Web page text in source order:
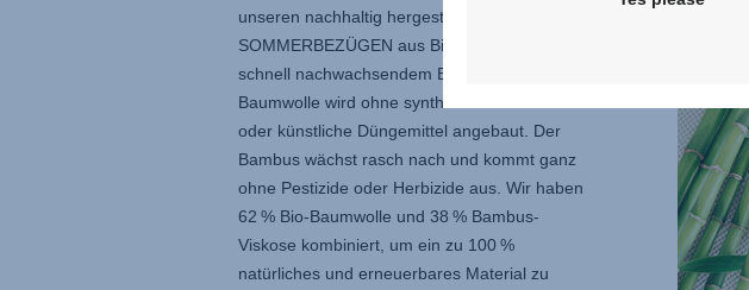
unseren nachhaltig hergestellten
SOMMERBEZÜGEN aus Bio-Baumwolle und
schnell nachwachsendem Bambus. Die Bio-
Baumwolle wird ohne synthetische Pestizide
oder künstliche Düngemittel angebaut. Der
Bambus wächst rasch nach und kommt ganz
ohne Pestizide oder Herbizide aus. Wir haben
62 % Bio-Baumwolle und 38 % Bambus-
Viskose kombiniert, um ein zu 100 %
natürliches und erneuerbares Material zu